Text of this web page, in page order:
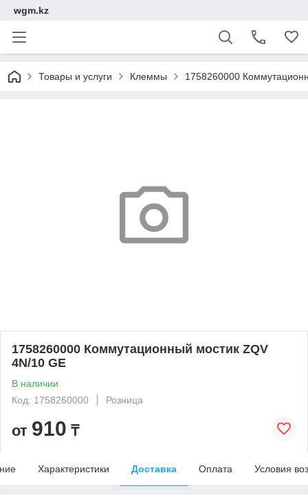
wgm.kz
Товары и услуги Клеммы 1758260000
1758260000 Коммутационный мостик ZQV
4N/10 GE
В наличии
Код: 1758260000
Розница
от 910 ₸
Характеристики Доставка Оплата Условия